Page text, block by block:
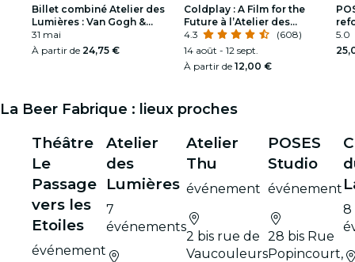
Billet combiné Atelier des
Lumières : Van Gogh &
Renaissance
31 mai
À partir de 24,75 €
Coldplay : A Film for the
Future à l’Atelier des
Lumières
4.3
(608)
14 août - 12 sept.
À partir de 12,00 €
5.0
La Beer Fabrique : lieux proches
Théâtre
Le
Passage
vers les
Etoiles
événement
Atelier
des
Lumières
7
événements
Atelier
Thu
événement
2 bis rue de
Vaucouleurs
POSES
Studio
événement
28 bis Rue
Popincourt,
8